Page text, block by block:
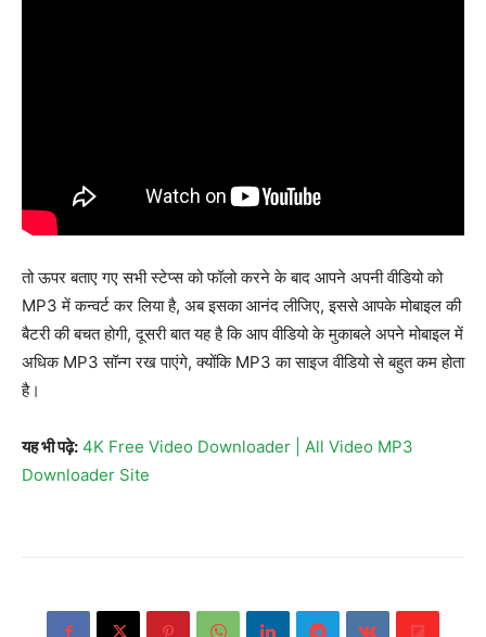
तो ऊपर बताए गए सभी स्टेप्स को फॉलो करने के बाद आपने अपनी वीडियो को
MP3 में कन्वर्ट कर लिया है, अब इसका आनंद लीजिए, इससे आपके मोबाइल की
बैटरी की बचत होगी, दूसरी बात यह है कि आप वीडियो के मुकाबले अपने मोबाइल में
अधिक MP3 सॉन्ग रख पाएंगे, क्योंकि MP3 का साइज वीडियो से बहुत कम होता
है।
यह भी पढ़े: 4K Free Video Downloader | All Video MP3
Downloader Site